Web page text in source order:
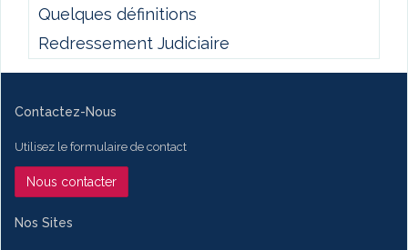
Quelques définitions
Redressement Judiciaire
Contactez-Nous
Utilisez le formulaire de contact
Nous contacter
Nos Sites